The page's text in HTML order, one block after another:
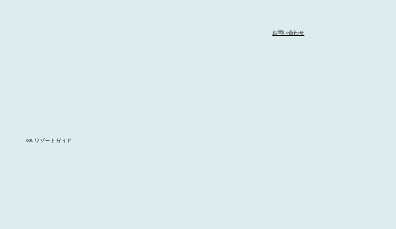
03. リゾートガイド
お問い合わせ